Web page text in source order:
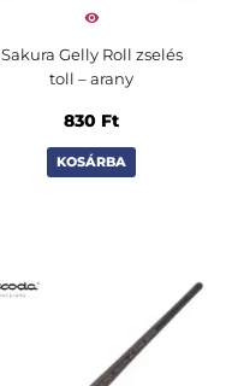
Sakura Gelly Roll zselés
toll – arany
830 Ft
KOSÁRBA